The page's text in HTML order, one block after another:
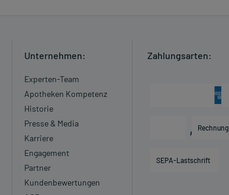
Unternehmen:
Experten-Team
Apotheken Kompetenz
Historie
Presse & Media
Karriere
Engagement
Partner
Kundenbewertungen
Zahlungsarten:
Rechnung
SEPA-Lastschrift